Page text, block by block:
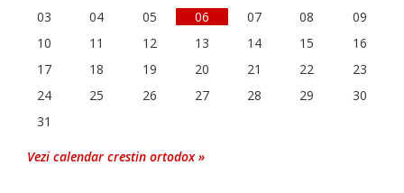
03
04 05 06 07 08
09
10
11 12 13 14 15
16
17
18 19 20 21 22
23
24
25 26 27 28 29
30
31
Vezi calendar crestin ortodox »